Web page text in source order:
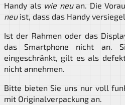
Handy als wie neuan. Die
neuist, dass das Handy
Ist der Rahmen oder das
das Smartphone nicht an.
eingeschränkt, gilt es als
nicht annehmen.
Bitte bieten Sie uns nur voll
mit Originalverpackung an.